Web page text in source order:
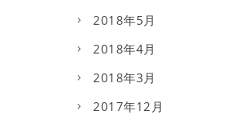
2018年5月
2018年4月
2018年3月
2017年12月